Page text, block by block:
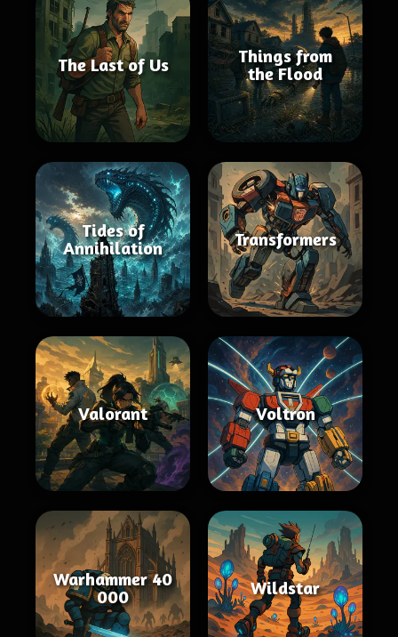
The Last of Us
Things from
the Flood
Tides of
Annihilation
Transformers
Valorant Voltron
Warhammer 40
000
Wildstar